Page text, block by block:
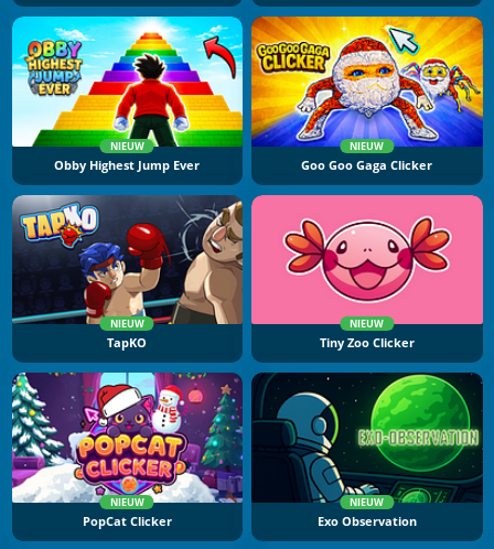
NIEUW
Obby Highest Jump Ever
NIEUW
Goo Goo Gaga Clicker
NIEUW
TapKO
NIEUW
Tiny Zoo Clicker
NIEUW
PopCat Clicker
NIEUW
Exo Observation